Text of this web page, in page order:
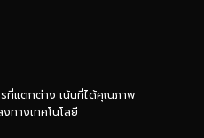
รที่แตกต่าง เน้นที่ได้คุณภาพ
ทางเทคโนโลยี